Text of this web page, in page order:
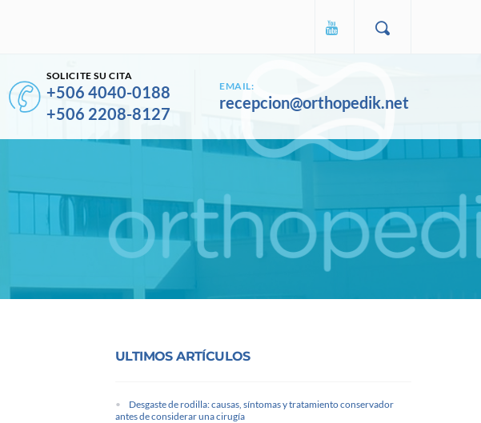
SOLICITE SU CITA
+506 4040-0188
+506 2208-8127
EMAIL:
recepcion@orthopedik.net
ULTIMOS ARTÍCULOS
Desgaste de rodilla: causas, síntomas y tratamiento conservador
antes de considerar una cirugía